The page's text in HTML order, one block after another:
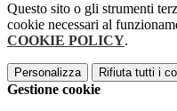
Questo sito o gli strumenti
cookie necessari al
COOKIE POLICY.
Personalizza Rifiuta tutti i
Gestione cookie